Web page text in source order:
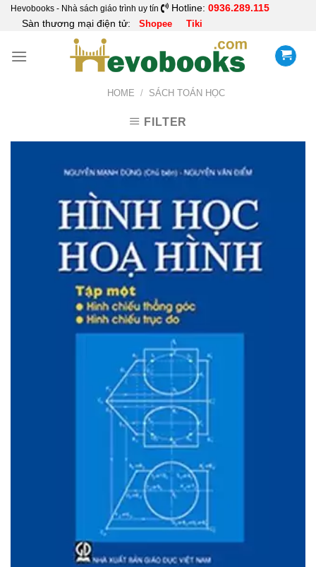
SkipHevobooks - Nhà sách giáo trình uy tín Hotline: 0936.289.115
Sàn thương mại điện tử: Shopee Tiki
HOME / SÁCH TOÁN HỌC
FILTER